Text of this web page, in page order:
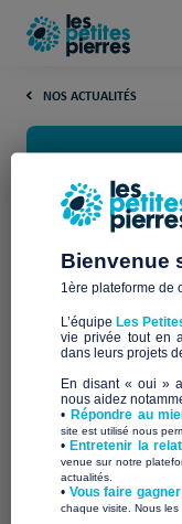
NOS ACTUALITÉS
Belle réussite pour
Libération » !
Félicitations !
Aux captifs, la
Bienvenue
1ère plateforme de
L’équipe Les
vie privée tout en
dans leurs projets
En disant « oui »
nous aidez
• Répondre au
site est utilisé nous
•Entretenir la
venue sur notre
actualités.
​• Vous faire
chaque visite. Nous les